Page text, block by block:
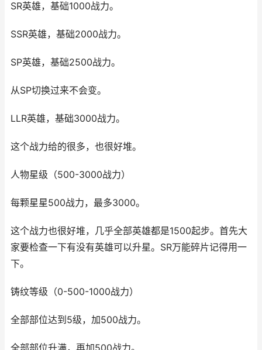
SR英雄，基础1000战力。
SSR英雄，基础2000战力。
SP英雄，基础2500战力。
从SP切换过来不会变。
LLR英雄，基础3000战力。
这个战力给的很多，也很好堆。
人物星级（500-3000战力）
每颗星星500战力，最多3000。
这个战力也很好堆，几乎全部英雄都是1500起步。首先大
家要检查一下有没有英雄可以升星。SR万能碎片记得用一
下。
铸纹等级（0-500-1000战力）
全部部位达到5级，加500战力。